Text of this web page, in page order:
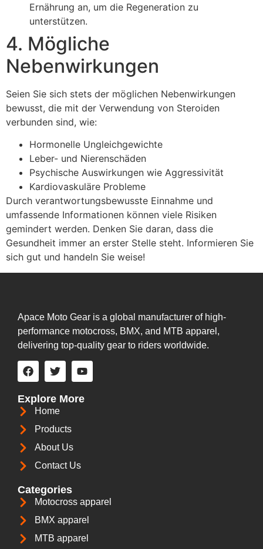
Ernährung an, um die Regeneration zu
unterstützen.
4. Mögliche
Nebenwirkungen
Seien Sie sich stets der möglichen Nebenwirkungen
bewusst, die mit der Verwendung von Steroiden
verbunden sind, wie:
Hormonelle Ungleichgewichte
Leber- und Nierenschäden
Psychische Auswirkungen wie Aggressivität
Kardiovaskuläre Probleme
Durch verantwortungsbewusste Einnahme und
umfassende Informationen können viele Risiken
gemindert werden. Denken Sie daran, dass die
Gesundheit immer an erster Stelle steht. Informieren Sie
sich gut und handeln Sie weise!
Apace Moto Gear is a global manufacturer of high-
performance motocross, BMX, and MTB apparel,
delivering top-quality gear to riders worldwide.
Explore More
Home
Products
About Us
Contact Us
Categories
Motocross apparel
BMX apparel
MTB apparel